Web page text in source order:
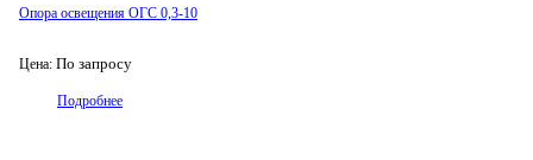
Опора освещения ОГС 0,3-10
Цена: По запросу
Подробнее